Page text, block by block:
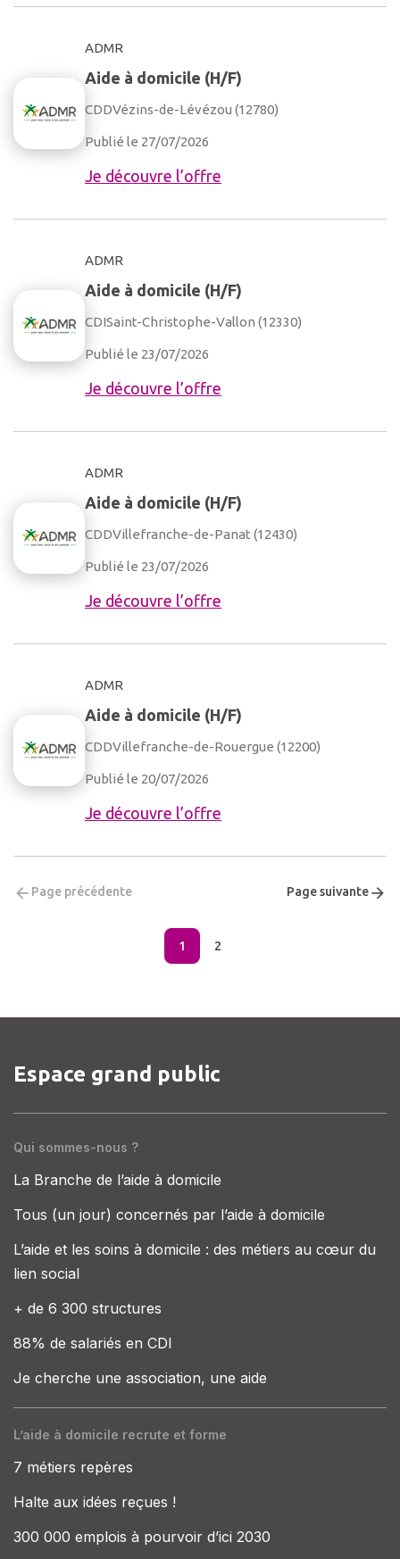
ADMR
Aide à domicile (H/F)
CDDVézins-de-Lévézou (12780)
Publié le 27/07/2026
Je découvre l’offre
ADMR
Aide à domicile (H/F)
CDISaint-Christophe-Vallon (12330)
Publié le 23/07/2026
Je découvre l’offre
ADMR
Aide à domicile (H/F)
CDDVillefranche-de-Panat (12430)
Publié le 23/07/2026
Je découvre l’offre
ADMR
Aide à domicile (H/F)
CDDVillefranche-de-Rouergue (12200)
Publié le 20/07/2026
Je découvre l’offre
Page précédente
1 2
Page suivante
Espace grand public
Qui sommes-nous ?
La Branche de l’aide à domicile
Tous (un jour) concernés par l’aide à domicile
L’aide et les soins à domicile : des métiers au cœur du
lien social
+ de 6 300 structures
88% de salariés en CDI
Je cherche une association, une aide
L’aide à domicile recrute et forme
7 métiers repères
Halte aux idées reçues !
300 000 emplois à pourvoir d’ici 2030